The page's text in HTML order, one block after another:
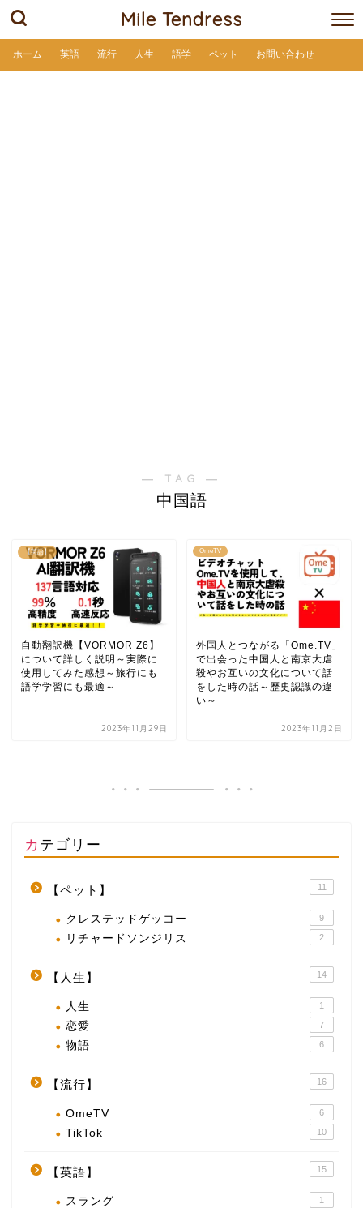
Mile Tendress
ホーム 英語 流行 人生 語学 ペット お問い合わせ
― TAG ―
中国語
【英語】
自動翻訳機【VORMOR Z6】
について詳しく説明～実際に
使用してみた感想～旅行にも
語学学習にも最適～
2023年11月29日
OmeTV
外国人とつながる「Ome.TV」
で出会った中国人と南京大虐
殺やお互いの文化について話
をした時の話～歴史認識の違
い～
2023年11月2日
カテゴリー
【ペット】 11
クレステッドゲッコー 9
リチャードソンジリス 2
【人生】 14
人生 1
恋愛 7
物語 6
【流行】 16
OmeTV 6
TikTok 10
【英語】 15
スラング 1